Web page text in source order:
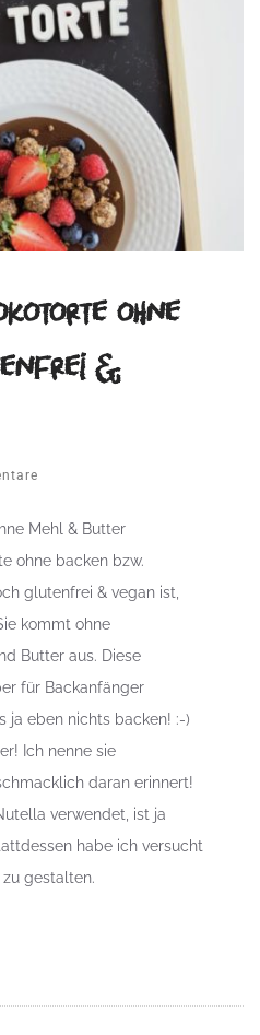
ohne
&
Mehl & Butter
ohne backen bzw.
glutenfrei & vegan ist,
kommt ohne
Butter aus. Diese
für Backanfänger
ja eben nichts backen! :-)
Ich nenne sie
daran erinnert!
verwendet, ist ja
habe ich versucht
gestalten.